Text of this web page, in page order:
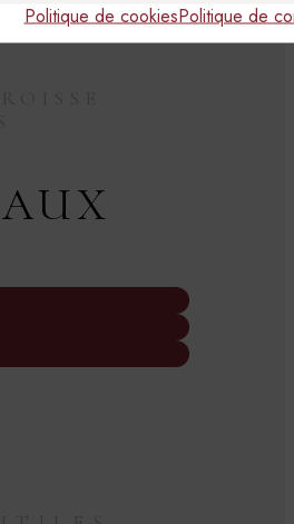
Politique de cookiesPolitique de